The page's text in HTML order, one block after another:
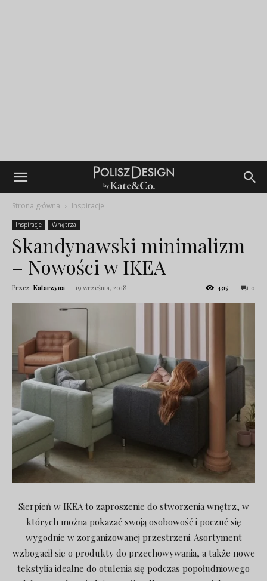
Strona główna Inspiracje
Inspiracje Wnętrza
Skandynawski minimalizm
– Nowości w IKEA
Przez Katarzyna - 19 września, 2018 0
4315
Sierpień w IKEA to zaproszenie do stworzenia wnętrz, w
których można pokazać swoją osobowość i poczuć się
wygodnie w zorganizowanej przestrzeni. Asortyment
wzbogacił się o produkty do przechowywania, a także nowe
tekstylia idealne do otulenia się podczas popołudniowego